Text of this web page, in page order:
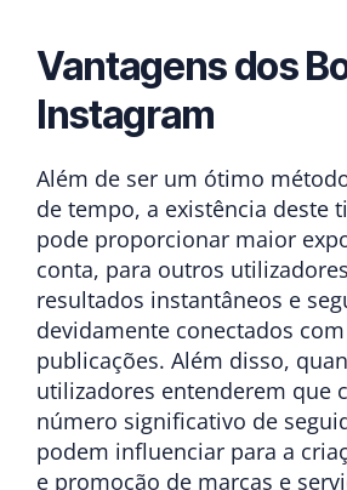
Vantagens dos
Instagram
Além de ser um ótimo
de tempo, a existência deste
pode proporcionar maior
conta, para outros
resultados instantâneos e
devidamente conectados
publicações. Além disso,
utilizadores entenderem que
número significativo de
podem influenciar para a
e promoção de marcas e